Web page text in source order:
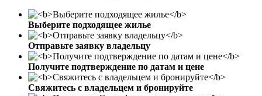
Выберите подходящее жилье
Отправьте заявку владельцу
Получите подтверждение по датам и цене
Свяжитесь с владельцем и бронируйте